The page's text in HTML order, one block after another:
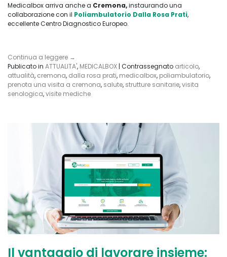
Medicalbox arriva anche a Cremona,instaurando una
collaborazione con il Poliambulatorio Dalla Rosa Prati,
eccellente Centro Diagnostico Europeo.
Continua a leggere →
Publicato in ATTUALITA', MEDICALBOX | Contrassegnato articolo,
attualità, cremona, dalla rosa prati, medicalbox, poliambulatorio,
prenota una visita a cremona, salute, strutture sanitarie,visita
senologica,visite mediche
Il vantaggio di lavorare insieme: